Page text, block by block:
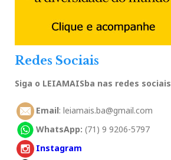
Redes Sociais
Siga o LEIAMAISba nas redes sociais
Email: leiamais.ba@gmail.com
WhatsApp: (71) 9 9206-5797
Instagram